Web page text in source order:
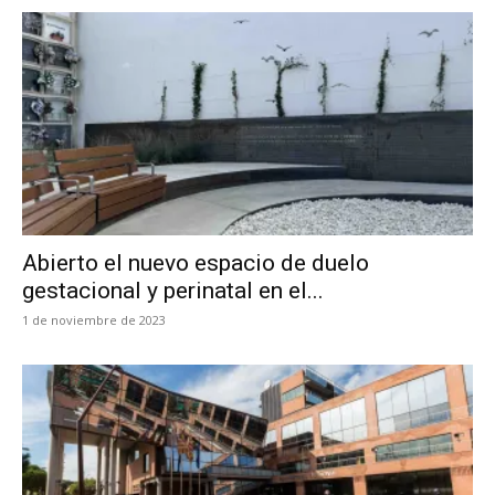
Abierto el nuevo espacio de duelo
gestacional y perinatal en el...
1 de noviembre de 2023